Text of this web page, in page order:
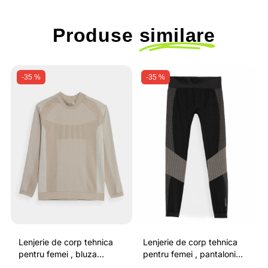
Produse similare
-35 %
Lenjerie de corp tehnica
pentru femei , bluza
termoactiva, din tricot
-35 %
Lenjerie de corp tehnica
pentru femei , pantaloni
termoactivi, cu uscare